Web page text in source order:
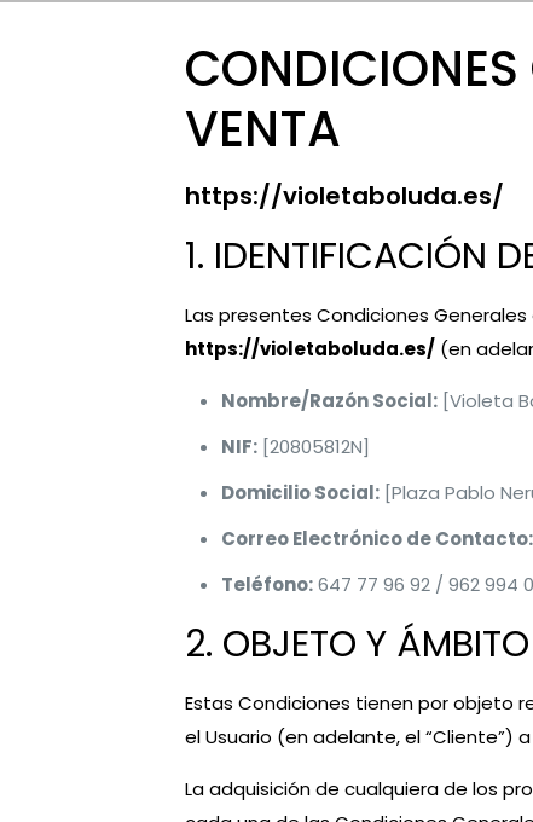
CONDICIONES
VENTA
https://violetaboluda.es/
1. IDENTIFICACIÓN
Las presentes Condiciones
https://violetaboluda.es/(en
Nombre/Razón Social: [Violeta
NIF: [20805812N]
Domicilio Social: [Plaza Pablo
Correo Electrónico de Contacto:
Teléfono: 647 77 96 92 / 962 994
2. OBJETO Y
Estas Condiciones tienen por objeto
el Usuario (en adelante, el
La adquisición de cualquiera de los